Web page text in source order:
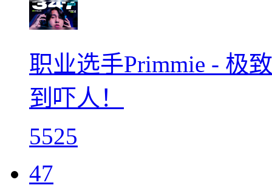
职业选手Primmie - 极
到吓人！
5525
47